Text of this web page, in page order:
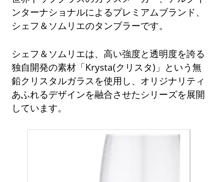
ンターナショナルによるプレミアムブランド、
シェフ＆ソムリエのタンブラーです。
シェフ＆ソムリエは、高い強度と透明度を誇る
独自開発の素材「Krysta(クリスタ)」という無
鉛クリスタルガラスを使用し、オリジナリティ
あふれるデザインを融合させたシリーズを展開
しています。